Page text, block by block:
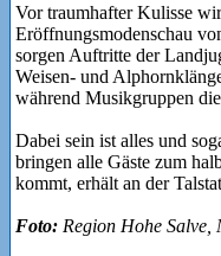
Vor traumhafter Kulisse
Eröffnungsmodenschau
sorgen Auftritte der
Weisen- und
während Musikgruppen
Dabei sein ist alles und
bringen alle Gäste zum
kommt, erhält an der
Foto: Region Hohe